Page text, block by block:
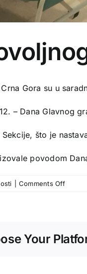
Gora su u
– Dana Glavnog
što je
povodom
Comments Offon
Your